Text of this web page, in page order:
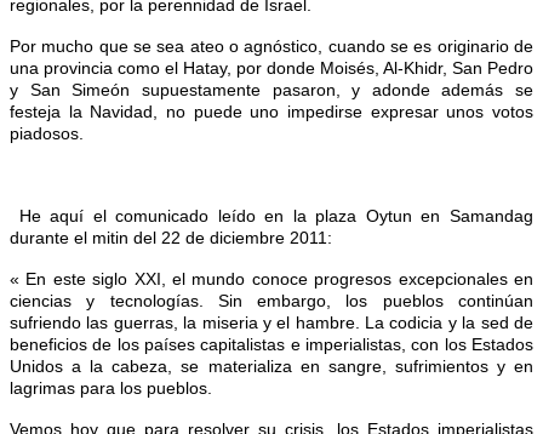
regionales, por la perennidad de Israel.
Por mucho que se sea ateo o agnóstico, cuando se es originario de
una provincia como el Hatay, por donde Moisés, Al-Khidr, San Pedro
y San Simeón supuestamente pasaron, y adonde además se
festeja la Navidad, no puede uno impedirse expresar unos votos
piadosos.
He aquí el comunicado leído en la plaza Oytun en Samandag
durante el mitin del 22 de diciembre 2011:
« En este siglo XXI, el mundo conoce progresos excepcionales en
ciencias y tecnologías. Sin embargo, los pueblos continúan
sufriendo las guerras, la miseria y el hambre. La codicia y la sed de
beneficios de los países capitalistas e imperialistas, con los Estados
Unidos a la cabeza, se materializa en sangre, sufrimientos y en
lagrimas para los pueblos.
Vemos hoy que para resolver su crisis, los Estados imperialistas